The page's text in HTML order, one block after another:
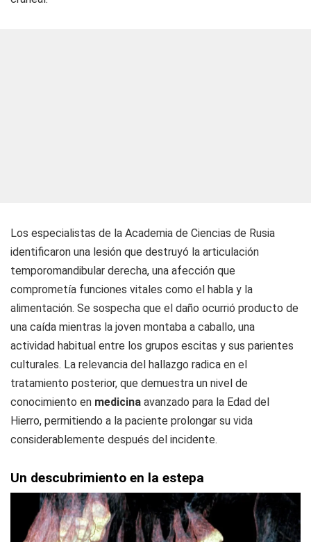
Los especialistas de la Academia de Ciencias de Rusia
identificaron una lesión que destruyó la articulación
temporomandibular derecha, una afección que
comprometía funciones vitales como el habla y la
alimentación. Se sospecha que el daño ocurrió producto de
una caída mientras la joven montaba a caballo, una
actividad habitual entre los grupos escitas y sus parientes
culturales. La relevancia del hallazgo radica en el
tratamiento posterior, que demuestra un nivel de
conocimiento en medicina avanzado para la Edad del
Hierro, permitiendo a la paciente prolongar su vida
considerablemente después del incidente.
Un descubrimiento en la estepa